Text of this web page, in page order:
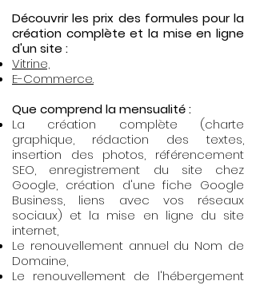
Découvrir les prix des formules pour la
création complète et la mise en ligne
d'un site :
Vitrine,
E-Commerce.
Que comprend la mensualité :
La création complète (charte
graphique, rédaction des textes,
insertion des photos, référencement
SEO, enregistrement du site chez
Google, création d'une fiche Google
Business, liens avec vos réseaux
sociaux) et la mise en ligne du site
internet,
Le renouvellement annuel du Nom de
Domaine,
Le renouvellement de l'hébergement